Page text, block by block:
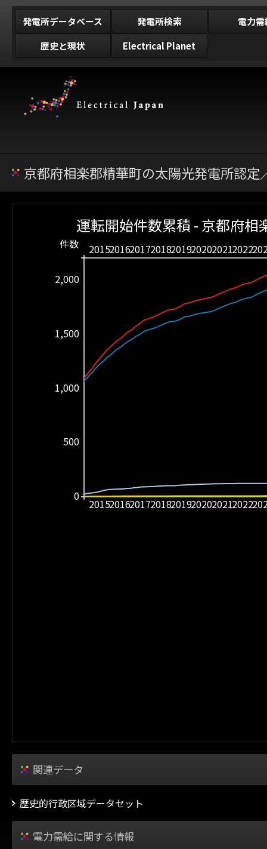
発電所データベース 発電所検索
電力需
歴史と現状
Electrical Planet
京都府相楽郡精華町の太陽光発電所認
20152016201720182019202020212022
20152016201720182019202020212022
0
500
1,000
1,500
2,000
件数
運転開始件数累積 - 京都府相
関連データ
歴史的行政区域データセット
電力需給に関する情報